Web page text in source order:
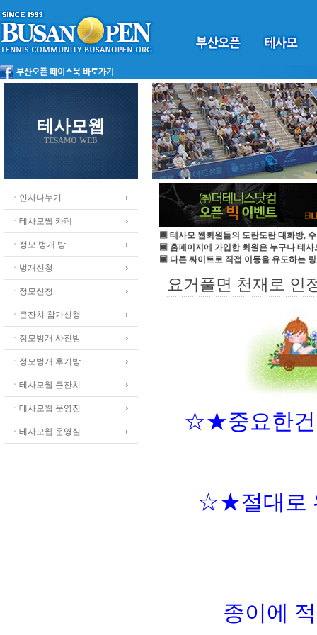
테사모웹
TESAMO WEB
ㆍ인사나누기
ㆍ테사모웹 카페
ㆍ정모 벙개 방
ㆍ벙개신청
ㆍ정모신청
ㆍ큰잔치 참가신청
ㆍ정모벙개 사진방
ㆍ정모벙개 후기방
ㆍ테사모웹 큰잔치
ㆍ테사모웹 운영진
ㆍ테사모웹 운영실
▣ 테사모 웹회원들의 도란도란 대화방,
▣ 홈페이지에 가입한 회원은 누구나 테사
▣ 다른 싸이트로 직접 이동을 유도하는
요거풀면 천재로 인
☆★중요한건
☆★절대로
종이에